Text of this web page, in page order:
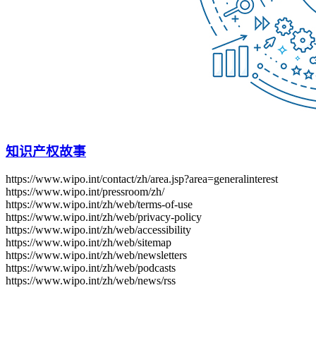
知识产权故事
https://www.wipo.int/contact/zh/area.jsp?area=generalinterest
https://www.wipo.int/pressroom/zh/
https://www.wipo.int/zh/web/terms-of-use
https://www.wipo.int/zh/web/privacy-policy
https://www.wipo.int/zh/web/accessibility
https://www.wipo.int/zh/web/sitemap
https://www.wipo.int/zh/web/newsletters
https://www.wipo.int/zh/web/podcasts
https://www.wipo.int/zh/web/news/rss